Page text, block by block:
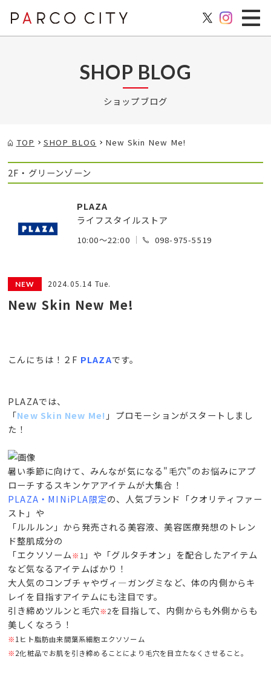
SHOP BLOG
ショップブログ
TOP SHOP BLOG New Skin New Me!
2F・グリーンゾーン
PLAZA
ライフスタイルストア
10:00～22:00 098-975-5519
2024.05.14 Tue.
New Skin New Me!
こんにちは！２F PLAZAです。
PLAZAでは、
「New Skin New Me! 」プロモーションがスタートしまし
た！
暑い季節に向けて、みんなが気になる"毛穴"のお悩みにアプ
ローチするスキンケアアイテムが大集合！
PLAZA・MINiPLA限定の、人気ブランド「クオリティファー
スト」や
「ルルルン」から発売される美容液、美容医療発想のトレン
ド整肌成分の
「エクソソーム※ 1 」や「グルタチオン」を配合したアイテム
など気なるアイテムばかり！
大人気のコンブチャやヴィ―ガングミなど、体の内側からキ
レイを目指すアイテムにも注目です。
引き締めツルンと毛穴※2を目指して、内側からも外側からも
美しくなろう！
※1ヒト脂肪由来間葉系細胞エクソソーム
※2化粧品でお肌を引き締めることにより毛穴を目立たなくさせること。